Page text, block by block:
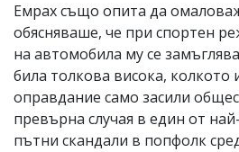
Емрах също опита да
обясняваше, че при спортен
на автомобила му се
била толкова висока, колкото
оправдание само засили
превърна случая в един от
пътни скандали в попфолк